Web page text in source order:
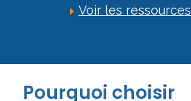
Voir les
Pourquoi choisir